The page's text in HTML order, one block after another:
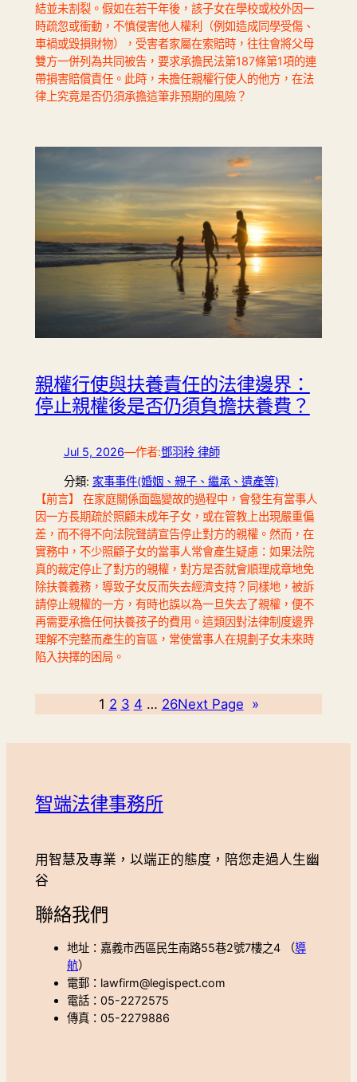
結並未割裂。假如在若干年後，該子女在學校或校外因一
時疏忽或衝動，不慎侵害他人權利（例如造成同學受傷、
車禍或毀損財物），受害者家屬在索賠時，往往會將父母
雙方一併列為共同被告，要求承擔民法第187條第1項的連
帶損害賠償責任。此時，未擔任親權行使人的他方，在法
律上究竟是否仍須承擔這筆非預期的風險？
親權行使與扶養責任的法律邊界：
停止親權後是否仍須負擔扶養費？
Jul 5, 2026—作者:鄧羽秢 律師
分類: 家事事件(婚姻、親子、繼承、遺產等)
【前言】 在家庭關係面臨變故的過程中，會發生有當事人
因一方長期疏於照顧未成年子女，或在管教上出現嚴重偏
差，而不得不向法院聲請宣告停止對方的親權。然而，在
實務中，不少照顧子女的當事人常會產生疑慮：如果法院
真的裁定停止了對方的親權，對方是否就會順理成章地免
除扶養義務，導致子女反而失去經濟支持？同樣地，被訴
請停止親權的一方，有時也誤以為一旦失去了親權，便不
再需要承擔任何扶養孩子的費用。這類因對法律制度邊界
理解不完整而產生的盲區，常使當事人在規劃子女未來時
陷入抉擇的困局。
1 2 3 4 … 26Next Page »
智端法律事務所
用智慧及專業，以端正的態度，陪您走過人生幽
谷
聯絡我們
地址：嘉義市西區民生南路55巷2號7樓之4 （導
航）
電郵：lawfirm@legispect.com
電話：05-2272575
傳真：05-2279886